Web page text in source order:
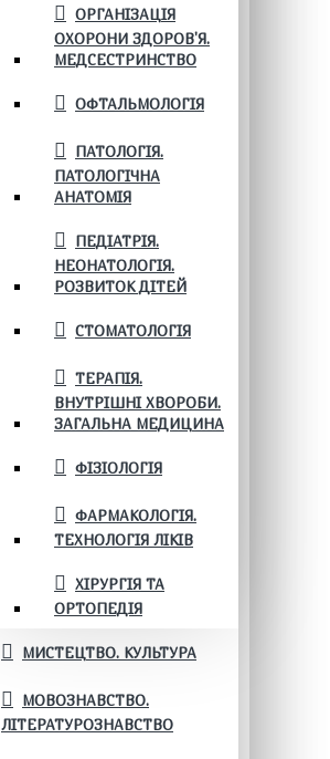
ОРГАНІЗАЦІЯ
ОХОРОНИ ЗДОРОВ'Я.
МЕДСЕСТРИНСТВО
ОФТАЛЬМОЛОГІЯ
ПАТОЛОГІЯ.
ПАТОЛОГІЧНА
АНАТОМІЯ
ПЕДІАТРІЯ.
НЕОНАТОЛОГІЯ.
РОЗВИТОК ДІТЕЙ
СТОМАТОЛОГІЯ
ТЕРАПІЯ.
ВНУТРІШНІ ХВОРОБИ.
ЗАГАЛЬНА МЕДИЦИНА
ФІЗІОЛОГІЯ
ФАРМАКОЛОГІЯ.
ТЕХНОЛОГІЯ ЛІКІВ
ХІРУРГІЯ ТА
ОРТОПЕДІЯ
МИСТЕЦТВО. КУЛЬТУРА
МОВОЗНАВСТВО.
ЛІТЕРАТУРОЗНАВСТВО